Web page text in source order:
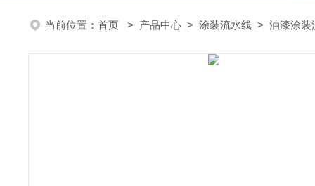
当前位置： 首页 > 产品中心 > 涂装流水线 > 油漆涂装